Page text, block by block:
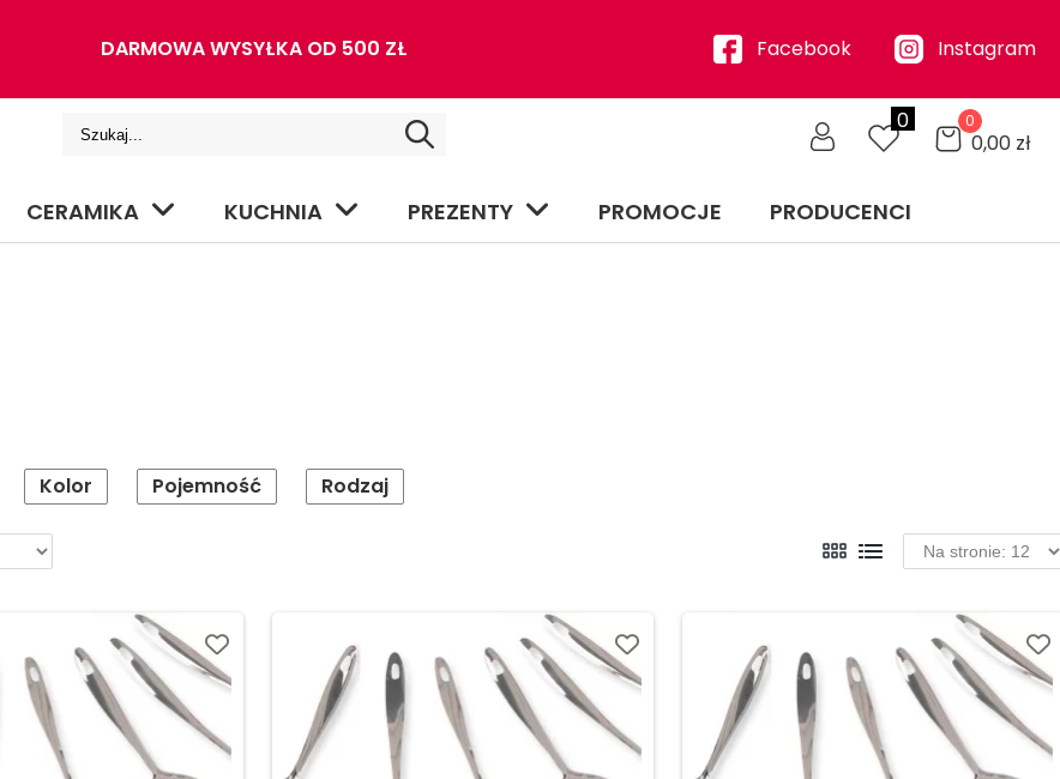
DARMOWA WYSYŁKA OD 500 ZŁ Facebook Instagram
0 0
0,00 zł
CERAMIKA KUCHNIA PREZENTY PROMOCJE PRODUCENCI
Kolor Pojemność Rodzaj